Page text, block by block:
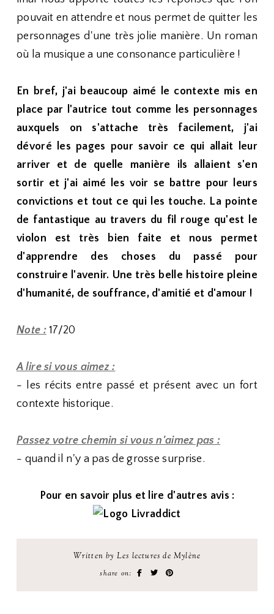
pouvait en attendre et nous permet de quitter les
personnages d'une très jolie manière. Un roman
où la musique a une consonance particulière !
En bref, j'ai beaucoup aimé le contexte mis en
place par l'autrice tout comme les personnages
auxquels on s'attache très facilement, j'ai
dévoré les pages pour savoir ce qui allait leur
arriver et de quelle manière ils allaient s'en
sortir et j'ai aimé les voir se battre pour leurs
convictions et tout ce qui les touche. La pointe
de fantastique au travers du fil rouge qu'est le
violon est très bien faite et nous permet
d'apprendre des choses du passé pour
construire l'avenir. Une très belle histoire pleine
d'humanité, de souffrance, d'amitié et d'amour !
Note : 17/20
A lire si vous aimez :
- les récits entre passé et présent avec un fort
contexte historique.
Passez votre chemin si vous n'aimez pas :
- quand il n'y a pas de grosse surprise.
Pour en savoir plus et lire d'autres avis :
Written by Les lectures de Mylène
share on: